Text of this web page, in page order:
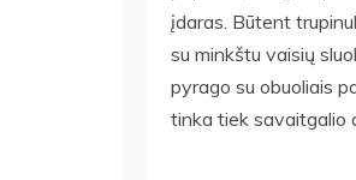
įdaras. Būtent
su minkštu vaisių
pyrago su obuoliais
tinka tiek savaitgalio